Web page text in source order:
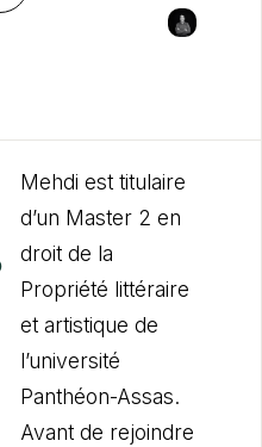
Mehdi est titulaire
d’un Master 2 en
droit de la
Propriété littéraire
et artistique de
l’université
Panthéon-Assas.
Avant de rejoindre